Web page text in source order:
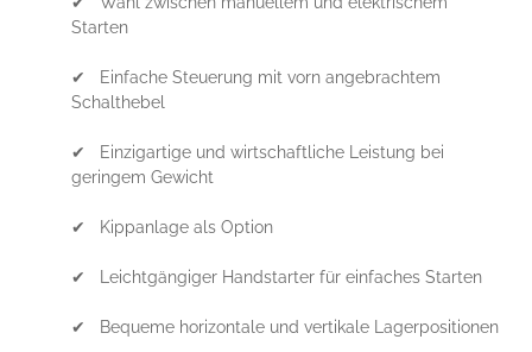
Starten
✔ Einfache Steuerung mit vorn angebrachtem
Schalthebel
✔ Einzigartige und wirtschaftliche Leistung bei
geringem Gewicht
✔ Kippanlage als Option
✔ Leichtgängiger Handstarter für einfaches Starten
✔ Bequeme horizontale und vertikale Lagerpositionen